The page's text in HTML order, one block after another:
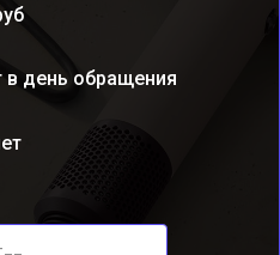
в день обращения